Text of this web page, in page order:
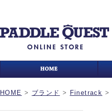
HOME > ブランド > Finetrack >